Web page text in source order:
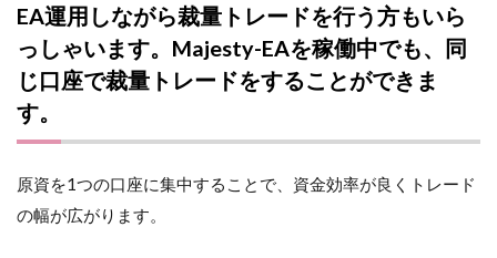
EA運用しながら裁量トレードを行う方もいら
っしゃいます。Majesty-EAを稼働中でも、同
じ口座で裁量トレードをすることができま
す。
原資を1つの口座に集中することで、資金効率が良くトレード
の幅が広がります。